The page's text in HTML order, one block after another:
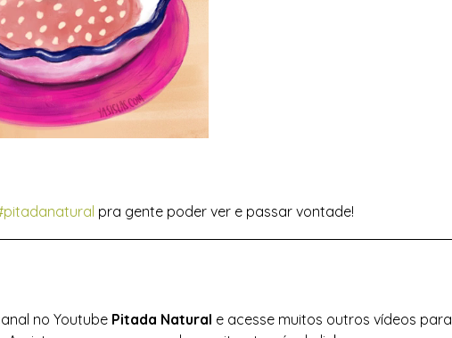
pra gente poder ver e passar vontade!
no Youtube Pitada Natural e acesse muitos outros vídeos para